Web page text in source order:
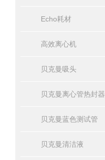
Echo耗材
高效离心机
贝克曼吸头
贝克曼离心管热封器
贝克曼蓝色测试管
贝克曼清洁液